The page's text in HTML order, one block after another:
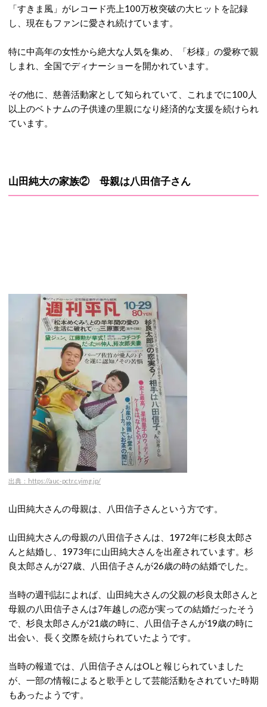
「すきま風」がレコード売上100万枚突破の大ヒットを記録
し、現在もファンに愛され続けています。
特に中高年の女性から絶大な人気を集め、「杉様」の愛称で親
しまれ、全国でディナーショーを開かれています。
その他に、慈善活動家として知られていて、これまでに100人
以上のベトナムの子供達の里親になり経済的な支援を続けられ
ています。
山田純大の家族② 母親は八田信子さん
出典：https://auc-pctr.c.yimg.jp/
山田純大さんの母親は、八田信子さんという方です。
山田純大さんの母親の八田信子さんは、1972年に杉良太郎さ
んと結婚し、1973年に山田純大さんを出産されています。杉
良太郎さんが27歳、八田信子さんが26歳の時の結婚でした。
当時の週刊誌によれば、山田純大さんの父親の杉良太郎さんと
母親の八田信子さんは7年越しの恋が実っての結婚だったそう
で、杉良太郎さんが21歳の時に、八田信子さんが19歳の時に
出会い、長く交際を続けられていたようです。
当時の報道では、八田信子さんはOLと報じられていました
が、一部の情報によると歌手として芸能活動をされていた時期
もあったようです。